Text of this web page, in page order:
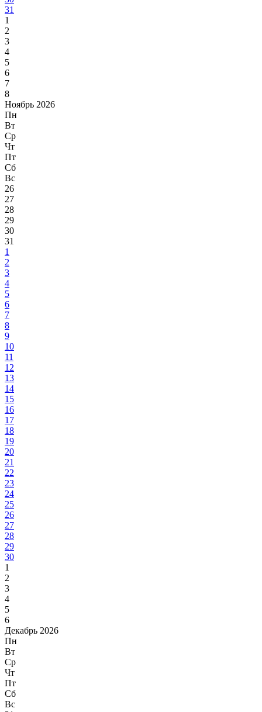
31
1
2
3
4
5
6
7
8
Ноябрь 2026
Пн
Вт
Ср
Чт
Пт
Сб
Вс
26
27
28
29
30
31
1
2
3
4
5
6
7
8
9
10
11
12
13
14
15
16
17
18
19
20
21
22
23
24
25
26
27
28
29
30
1
2
3
4
5
6
Декабрь 2026
Пн
Вт
Ср
Чт
Пт
Сб
Вс